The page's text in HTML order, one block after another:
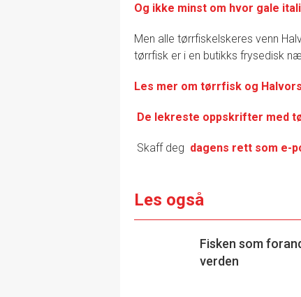
Og ikke minst om hvor gale
Men alle tørrfiskelskeres venn
tørrfisk er i en butikks frysedisk
Les mer om tørrfisk og
De lekreste oppskrifter med
Skaff deg dagens rett som e-
Les også
Fisken som
verden